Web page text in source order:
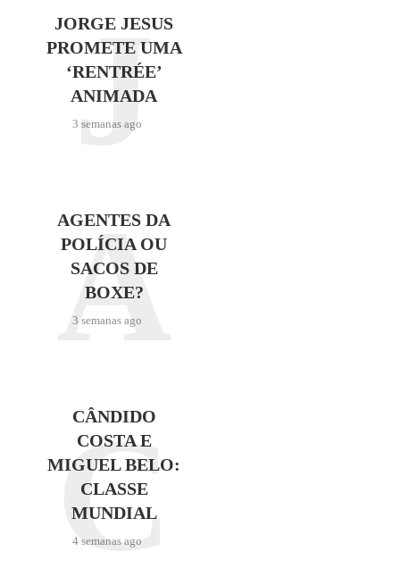
JORGE JESUS
PROMETE UMA
‘RENTRÉE’
ANIMADA
3 semanas ago
J
AGENTES DA
POLÍCIA OU
SACOS DE
BOXE?
3 semanas ago
A
CÂNDIDO
COSTA E
MIGUEL BELO:
CLASSE
MUNDIAL
4 semanas ago
C